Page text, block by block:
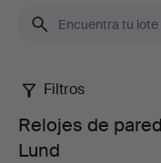
Relojes
de
Filtros
Relojes de
Lund